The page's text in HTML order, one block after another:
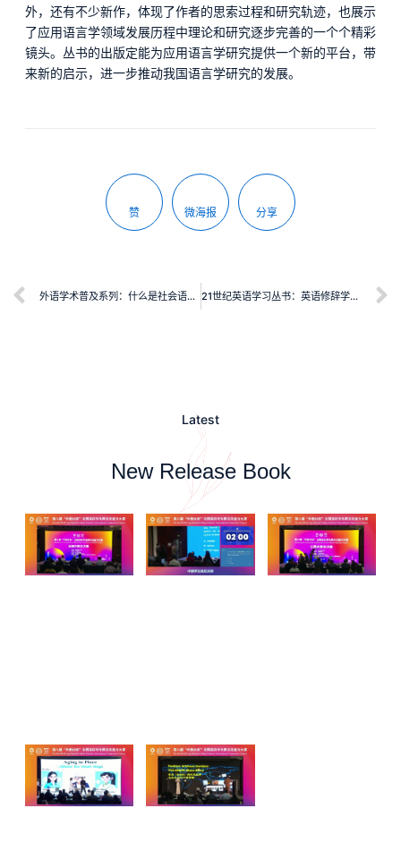
外，还有不少新作，体现了作者的思索过程和研究轨迹，也展示
了应用语言学领域发展历程中理论和研究逐步完善的一个个精彩
镜头。丛书的出版定能为应用语言学研究提供一个新的平台，带
来新的启示，进一步推动我国语言学研究的发展。
赞 微海报 分享
外语学术普及系列：什么是社会语言学 21世纪英语学习丛书：英语修辞学概论（修订版）
Latest
New Release Book